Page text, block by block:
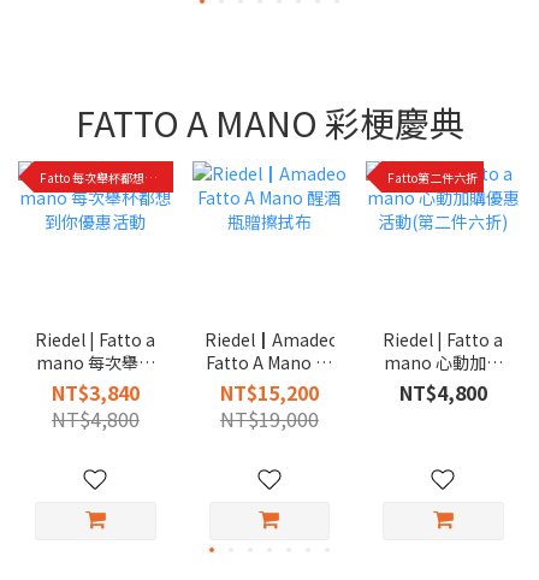
FATTO A MANO 彩梗慶典
Fatto 每次舉杯都想到你優惠活動
Riedel | Fatto a
mano 每次舉杯
都想到你優惠活
動
NT$3,840
NT$4,800
Riedel┃Amadeo
Fatto A Mano 醒
酒瓶贈擦拭布
NT$15,200
NT$19,000
Fatto第二件六折
Riedel | Fatto a
mano 心動加購
優惠活動(第二件
六折)
NT$4,800